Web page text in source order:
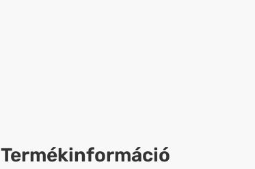
Termékinformáció